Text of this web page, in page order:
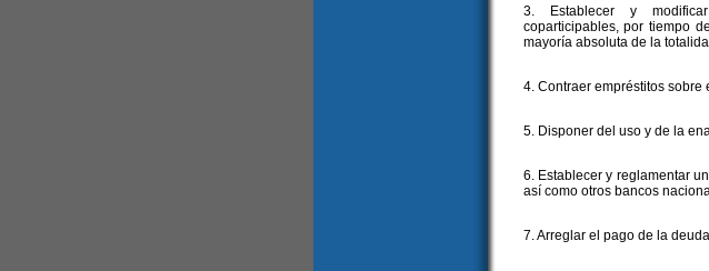
3. Establecer y
coparticipables, por tiempo
mayoría absoluta de la
4. Contraer empréstitos sobre
5. Disponer del uso y de la
6. Establecer y reglamentar
así como otros bancos
7. Arreglar el pago de la